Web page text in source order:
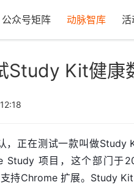
公众号矩阵 动脉智库 活
Study Kit健康
，正在测试一款叫做
Study 项目，这个部门于
持Chrome 扩展。Study